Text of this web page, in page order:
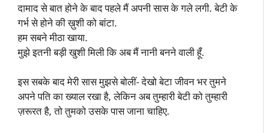
दामाद से बात होने के बाद पहले मैं अपनी सास के गले लगी. बेटी के
गर्भ से होने की ख़ुशी को बांटा.
हम सबने मीठा खाया.
मुझे इतनी बड़ी खुशी मिली कि अब मैं नानी बनने वाली हूँ.
इस सबके बाद मेरी सास मुझसे बोलीं- देखो बेटा जीवन भर तुमने
अपने पति का ख्याल रखा है, लेकिन अब तुम्हारी बेटी को तुम्हारी
ज़रूरत है, तो तुमको उसके पास जाना चाहिए.